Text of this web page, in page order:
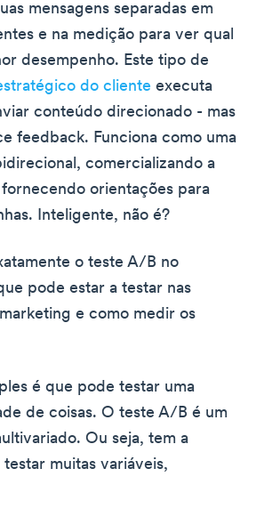
mensagens separadas em
e na medição para ver qual
desempenho. Este tipo de
do cliente executa
conteúdo direcionado - mas
feedback. Funciona como uma
comercializando a
orientações para
Inteligente, não é?
o teste A/B no
pode estar a testar nas
e como medir os
é que pode testar uma
de coisas. O teste A/B é um
Ou seja, tem a
muitas variáveis,